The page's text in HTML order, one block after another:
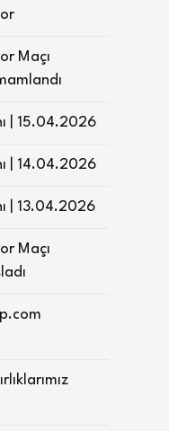
Maçı
| 15.04.2026
| 14.04.2026
| 13.04.2026
Maçı